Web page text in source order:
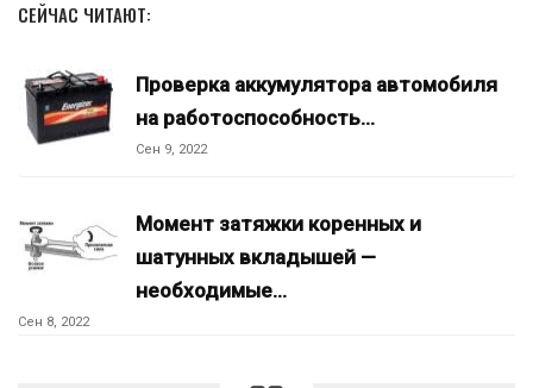
СЕЙЧАС ЧИТАЮТ:
Проверка аккумулятора автомобиля
на работоспособность…
Сен 9, 2022
Момент затяжки коренных и
шатунных вкладышей —
необходимые…
Сен 8, 2022